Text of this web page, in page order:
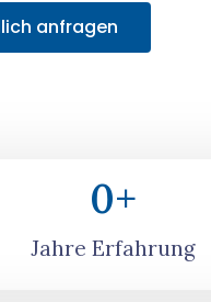
anfragen
Jahre Erfahrung
0+